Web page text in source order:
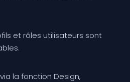
et rôles utilisateurs sont
la fonction Design,